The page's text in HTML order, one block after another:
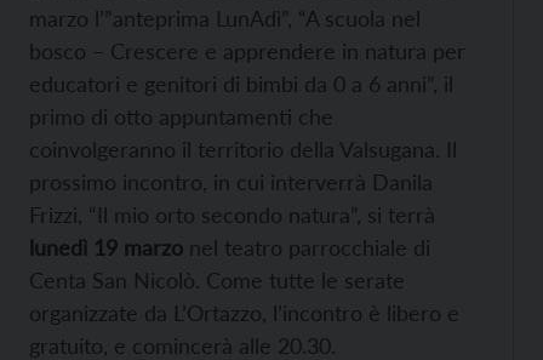
marzo l’”anteprima LunAdì”, “A scuola nel
bosco – Crescere e apprendere in natura per
educatori e genitori di bimbi da 0 a 6 anni”, il
primo di otto appuntamenti che
coinvolgeranno il territorio della Valsugana. Il
prossimo incontro, in cui interverrà Danila
Frizzi, “Il mio orto secondo natura”, si terrà
lunedì 19 marzo nel teatro parrocchiale di
Centa San Nicolò. Come tutte le serate
organizzate da L’Ortazzo, l’incontro è libero e
gratuito, e comincerà alle 20.30.